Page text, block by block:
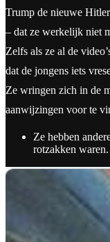
Trump de nieuwe
– dat ze werkelijk niet
Zelfs als ze al de
dat de jongens iets
Ze wringen zich in de
aanwijzingen voor te
Ze hebben
rotzakken waren.